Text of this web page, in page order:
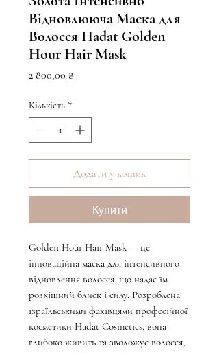
Відновлююча Маска для
Волосся Hadat Golden
Hour Hair Mask
2 800,00 ₴
Кількість *
Додати у кошик
Купити
Golden Hour Hair Mask — це
інноваційна маска для інтенсивного
відновлення волосся, що надає їм
розкішний блиск і силу. Розроблена
ізраїльськими фахівцями професійної
косметики Hadat Cosmetics, вона
глибоко живить та зволожує волосся,